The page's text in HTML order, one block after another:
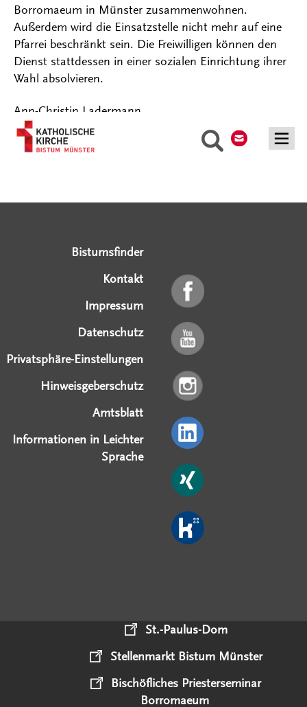
Suche
Borromaeum in Münster zusammenwohnen.
Außerdem wird die Einsatzstelle nicht mehr auf eine
Pfarrei beschränkt sein. Die Freiwilligen können den
Dienst stattdessen in einer sozialen Einrichtung ihrer
Wahl absolvieren.
Ann-Christin Ladermann
Bistumsfinder
Kontakt
Impressum
Datenschutz
Privatsphäre-Einstellungen
Hinweisgeberschutz
Amtsblatt
Informationen in Leichter
Sprache
St.-Paulus-Dom
Stellenmarkt Bistum Münster
Bischöfliches Priesterseminar
Borromaeum